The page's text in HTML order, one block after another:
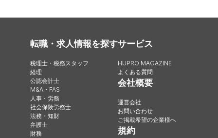
転職・求人情報を探す
税理士・税務スタッフ
経理
公認会計士
M&A・FAS
人事・労務
社会保険労務士
法務・知財
弁護士
財務
サービス
HUPRO MAGAZINE
よくある質問
会社概要
運営会社
お問い合わせ
ご掲載希望の企業様へ
規約